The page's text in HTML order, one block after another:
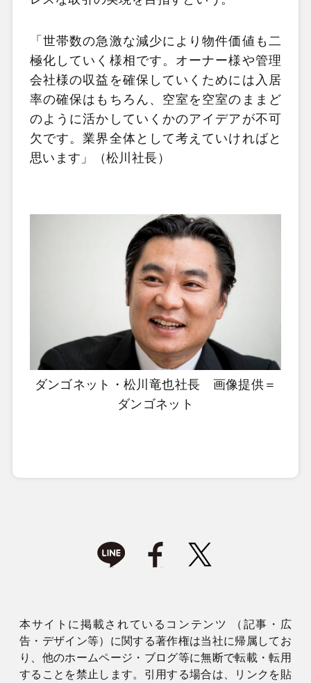
「世帯数の急激な減少により物件価値も二
極化していく様相です。オーナー様や管理
会社様の収益を確保していくためには入居
率の確保はもちろん、空室を空室のままど
のように活かしていくかのアイデアが不可
欠です。業界全体として考えていければと
思います」（松川社長）
ダンゴネット・松川竜也社長 画像提供＝
ダンゴネット
本サイトに掲載されているコンテンツ （記事・広
告・デザイン等）に関する著作権は当社に帰属してお
り、他のホームページ・ブログ等に無断で転載・転用
することを禁止します。引用する場合は、リンクを貼